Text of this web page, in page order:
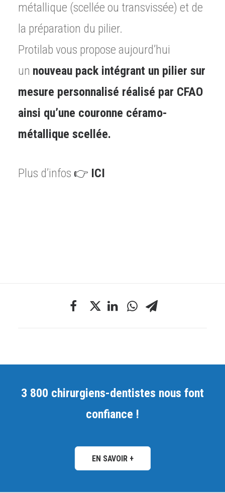
métallique (scellée ou transvissée) et de
la préparation du pilier.
Protilab vous propose aujourd’hui
un nouveau pack intégrant un pilier sur
mesure personnalisé réalisé par CFAO
ainsi qu’une couronne céramo-
métallique scellée.
Plus d’infos 👉 ICI
3 800 chirurgiens-dentistes nous font
confiance !
EN SAVOIR +